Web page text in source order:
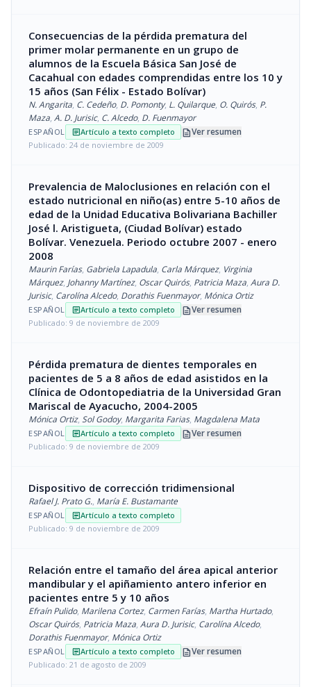
Consecuencias de la pérdida prematura del
primer molar permanente en un grupo de
alumnos de la Escuela Básica San José de
Cacahual con edades comprendidas entre los 10 y
15 años (San Félix - Estado Bolívar)
N. Angarita, C. Cedeño, D. Pomonty, L. Quilarque, O. Quirós, P.
Maza, A. D. Jurisic, C. Alcedo, D. Fuenmayor
ESPAÑOL articleArtículo a texto completo descriptionVer resumen
Publicado: 24 de noviembre de 2009
Prevalencia de Maloclusiones en relación con el
estado nutricional en niño(as) entre 5-10 años de
edad de la Unidad Educativa Bolivariana Bachiller
José l. Aristigueta, (Ciudad Bolívar) estado
Bolívar. Venezuela. Periodo octubre 2007 - enero
2008
Maurin Farías, Gabriela Lapadula, Carla Márquez, Virginia
Márquez, Johanny Martínez, Oscar Quirós, Patricia Maza, Aura D.
Jurisic, Carolína Alcedo, Dorathis Fuenmayor, Mónica Ortiz
ESPAÑOL articleArtículo a texto completo descriptionVer resumen
Publicado: 9 de noviembre de 2009
Pérdida prematura de dientes temporales en
pacientes de 5 a 8 años de edad asistidos en la
Clínica de Odontopediatria de la Universidad Gran
Mariscal de Ayacucho, 2004-2005
Mónica Ortiz, Sol Godoy, Margarita Farias, Magdalena Mata
ESPAÑOL articleArtículo a texto completo descriptionVer resumen
Publicado: 9 de noviembre de 2009
Dispositivo de corrección tridimensional
Rafael J. Prato G., María E. Bustamante
ESPAÑOL articleArtículo a texto completo
Publicado: 9 de noviembre de 2009
Relación entre el tamaño del área apical anterior
mandibular y el apiñamiento antero inferior en
pacientes entre 5 y 10 años
Efraín Pulido, Marilena Cortez, Carmen Farías, Martha Hurtado,
Oscar Quirós, Patricia Maza, Aura D. Jurisic, Carolína Alcedo,
Dorathis Fuenmayor, Mónica Ortiz
ESPAÑOL articleArtículo a texto completo descriptionVer resumen
Publicado: 21 de agosto de 2009